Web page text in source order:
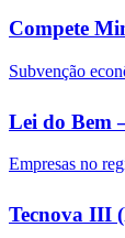
Compete
Subvenção
Lei do Bem
Empresas no
Tecnova III